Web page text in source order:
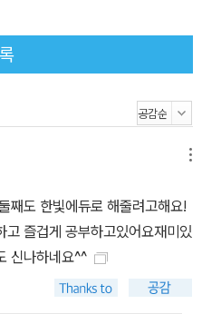
째도 한빛에듀로 해줄려고해요!
즐겁게 공부하고있어요재미있
신나하네요^^